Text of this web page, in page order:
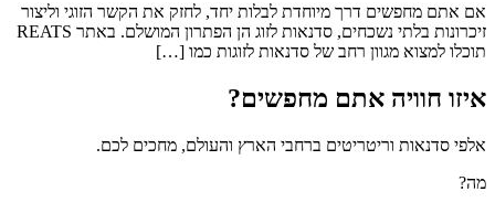
אם אתם מחפשים דרך מיוחדת לבלות יחד, לחזק את הקשר הזוגי וליצור
זיכרונות בלתי נשכחים, סדנאות לזוג הן הפתרון המושלם. באתר REATS
תוכלו למצוא מגוון רחב של סדנאות לזוגות כמו […]
איזו חוויה אתם מחפשים?
אלפי סדנאות וריטריטים ברחבי הארץ והעולם, מחכים לכם.
מה?